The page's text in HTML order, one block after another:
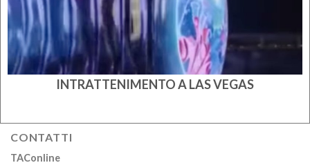
INTRATTENIMENTO A LAS VEGAS
CONTATTI
TAConline